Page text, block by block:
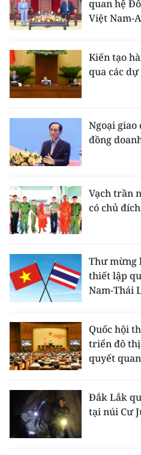
quan hệ
Việt Nam-
Kiến tạo
qua các
Ngoại giao
đồng
Vạch trần
có chủ
Thư mừng
thiết lập
Nam-Thái
Quốc hội
triển đô
quyết
Đắk Lắk
tại núi Cư